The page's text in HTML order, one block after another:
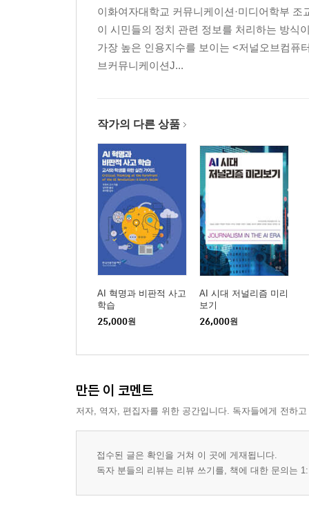
이화여자대학교 커뮤니케이션·미디어학부
이 시민들의 정치 관련 정보를 처리하는 방식
가장 높은 인용지수를 보이는 <저널오브컴퓨
브커뮤니케이션J...
작가의 다른 상품
AI 혁명과 비판적 사고
학습
25,000원
AI 시대 저널리즘 미리
보기
26,000원
만든 이 코멘트
저자, 역자, 편집자를 위한 공간입니다. 독자들에게 전하
접수된 글은 확인을 거쳐 이 곳에 게재됩니다.
독자 분들의 리뷰는 리뷰 쓰기를, 책에 대한 문의는